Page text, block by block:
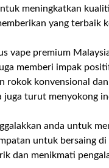
meningkatkan
yang terbaik
vape premium
memberi impak
rokok konvensional
juga turut menyokong
anda untuk
untuk bersaing
dan menikmati